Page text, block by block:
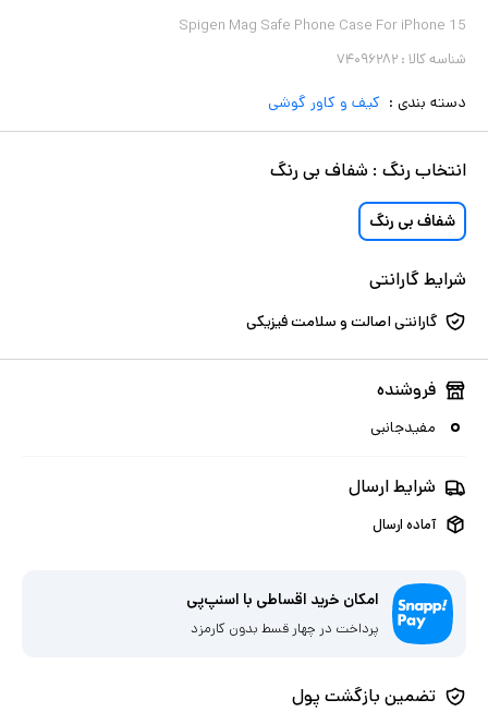
Spigen Mag Safe Phone Case For iPhone 15
شناسه کالا : ۷۴۰۹۶۲۸۲
دسته بندی : کیف و کاور گوشی
انتخابرنگ : شفاف بی رنگ
شفاف بی رنگ
شرایط گارانتی
گارانتی اصالت و سلامت فیزیکی
فروشنده
مفیدجانبی
شرایط ارسال
آماده ارسال
امکان خرید اقساطی با اسنپ‌پی
پرداخت در چهار قسط بدون کارمزد
تضمین بازگشت پول